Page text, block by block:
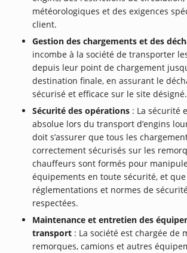
météorologiques et des exigences
client.
Gestion des chargements et des
incombe à la société de transporter
depuis leur point de chargement
destination finale, en assurant le
sécurisé et efficace sur le site désigné.
Sécurité des opérations : La sécurité
absolue lors du transport d’engins
doit s’assurer que tous les
correctement sécurisés sur les
chauffeurs sont formés pour
équipements en toute sécurité, et
réglementations et normes de
respectées.
Maintenance et entretien des
transport : La société est chargée de
remorques, camions et autres